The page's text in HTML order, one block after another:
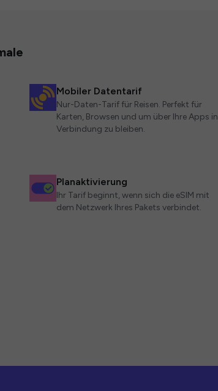
Mobiler Datentarif
Nur-Daten-Tarif für Reisen. Perfekt für
Karten, Browsen und um über Ihre Apps in
Verbindung zu bleiben.
Planaktivierung
Ihr Tarif beginnt, wenn sich die eSIM mit
dem Netzwerk Ihres Pakets verbindet.